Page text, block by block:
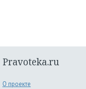
Pravoteka.ru
О проекте